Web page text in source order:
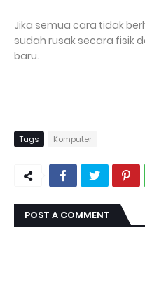
Jika semua cara tidak
sudah rusak secara fisik
baru.
Tags Komputer
POST A COMMENT